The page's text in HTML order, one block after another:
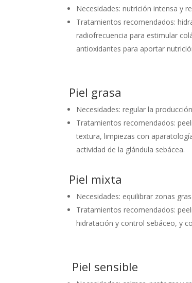
Necesidades: nutrición intensa y
Tratamientos recomendados:
radiofrecuencia para estimular
antioxidantes para aportar
Piel grasa
Necesidades: regular la
Tratamientos recomendados:
textura, limpiezas con
actividad de la glándula sebácea.
Piel mixta
Necesidades: equilibrar zonas
Tratamientos recomendados:
hidratación y control sebáceo, y
Piel sensible